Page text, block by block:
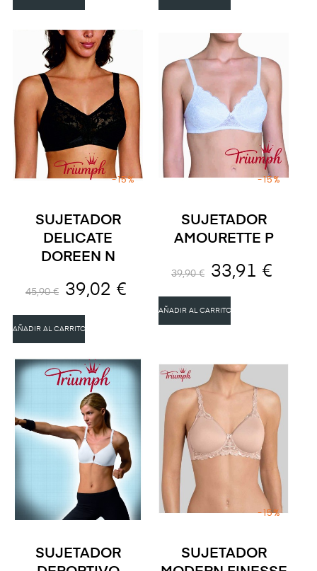
SUJETADOR
DELICATE
DOREEN N
45,90 €
-15%
39,02 €
AÑADIR AL CARRITO
SUJETADOR
AMOURETTE P
39,90 €
-15%
33,91 €
AÑADIR AL CARRITO
SUJETADOR
SUJETADOR
-15%